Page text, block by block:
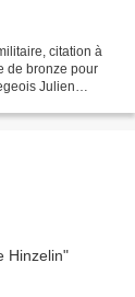
citation à
de bronze pour
Julien